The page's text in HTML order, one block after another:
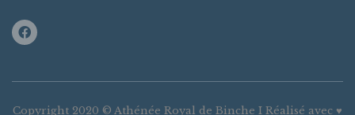
l
e
s
Copyright 2020 © Athénée Royal de Binche I Réalisé avec ♥